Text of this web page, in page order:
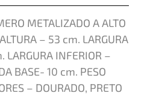
METALIZADO A ALTO
– 53 cm. LARGURA
LARGURA INFERIOR –
BASE- 10 cm. PESO
– DOURADO, PRETO